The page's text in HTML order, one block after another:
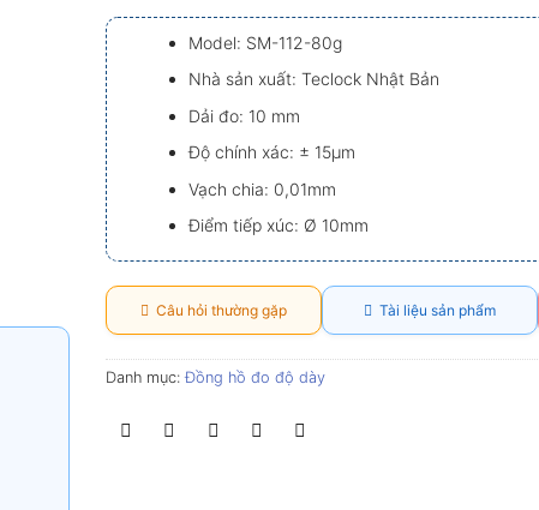
xếp
hạng
0.0
5
sao
Model: SM-112-80g
Nhà sản xuất: Teclock Nhật Bản
Dải đo: 10 mm
Độ chính xác: ± 15µm
Vạch chia: 0,01mm
Điểm tiếp xúc: Ø 10mm
Câu hỏi thường gặp Tài liệu sản phẩm
Danh mục:Đồng hồ đo độ dày